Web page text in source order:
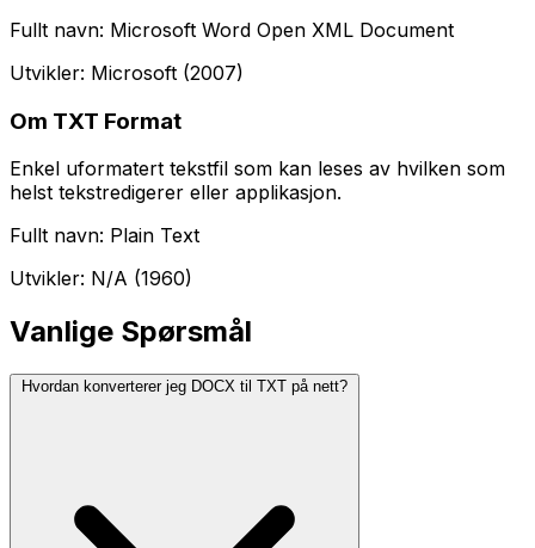
Fullt navn: Microsoft Word Open XML Document
Utvikler: Microsoft (2007)
Om TXT Format
Enkel uformatert tekstfil som kan leses av hvilken som
helst tekstredigerer eller applikasjon.
Fullt navn: Plain Text
Utvikler: N/A (1960)
Vanlige Spørsmål
Hvordan konverterer jeg DOCX til TXT på nett?